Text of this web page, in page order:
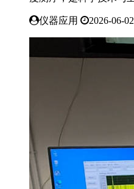
仪器应用 2026-06-02